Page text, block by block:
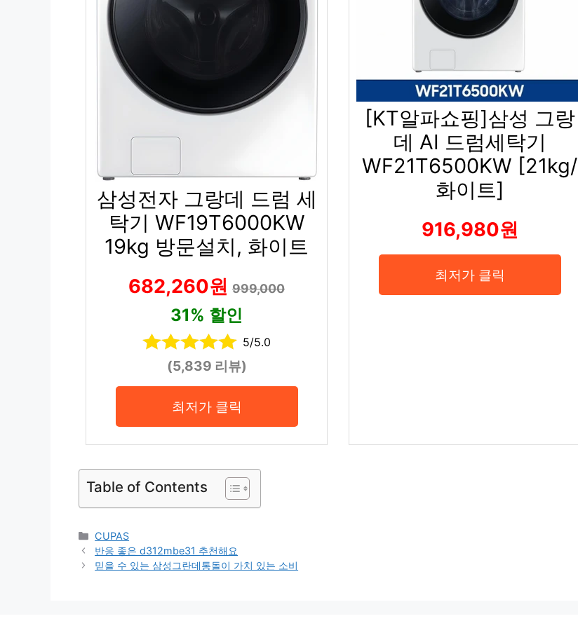
삼성전자 그랑데 드럼 세
탁기 WF19T6000KW
19kg 방문설치, 화이트
682,260원 999,000
31% 할인
5/5.0
(5,839 리뷰)
최저가 클릭
[KT알파쇼핑]삼성 그랑
데 AI 드럼세탁기
WF21T6500KW [21kg/
화이트]
916,980원
최저가 클릭
Table of Contents
Categories
CUPAS
반응 좋은 d312mbe31 추천해요
믿을 수 있는 삼성그란데통돌이 가치 있는 소비